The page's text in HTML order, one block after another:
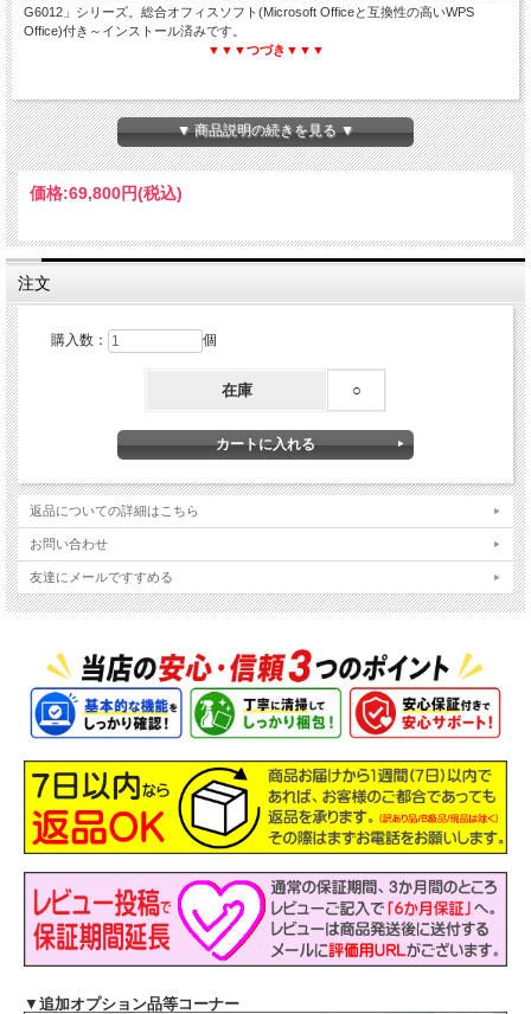
G6012」シリーズ。総合オフィスソフト(Microsoft Officeと互換性の高いWPS
Office)付き～インストール済みです。
▼▼▼つづき▼▼▼
動作チェック済み＆クリーニング済み＆安心保証付き
Windows11☆高速静音SSD☆WPS Office搭載
初期設定済み☆Core i5☆中古デスクトップパソコン
富士通 ESPRIMO G6012
▼ 商品説明の続きを見る ▼
価格:69,800円(税込)
注文
購入数： 個
在庫 ○
返品についての詳細はこちら
お問い合わせ
友達にメールですすめる
▼ 追加オプション品等コーナー